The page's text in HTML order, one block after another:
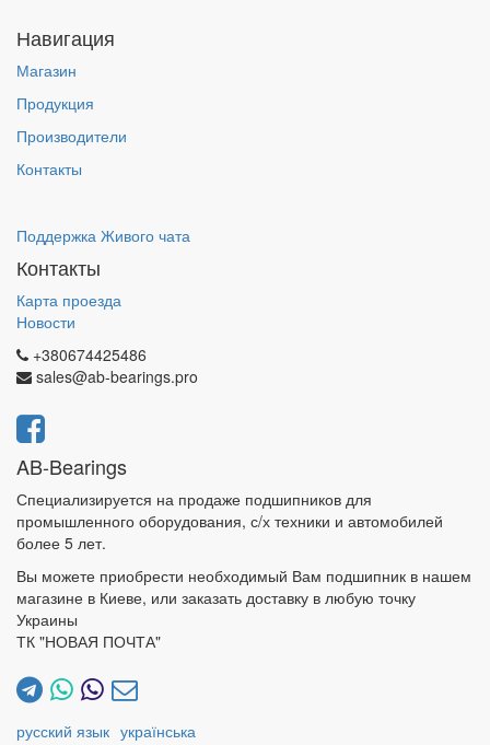
Навигация
Магазин
Продукция
Производители
Контакты
Поддержка Живого чата
Контакты
Карта проезда
Новости
+380674425486
sales@ab-bearings.pro
AB-Bearings
Специализируется на продаже подшипников для
промышленного оборудования, с/х техники и автомобилей
более 5 лет.
Вы можете приобрести необходимый Вам подшипник в нашем
магазине в Киеве, или заказать доставку в любую точку
Украины
ТК "НОВАЯ ПОЧТА"
русский язык українська